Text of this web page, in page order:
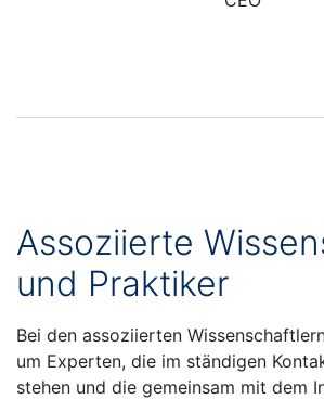
Assoziierte
und Praktiker
Bei den assoziierten
um Experten, die im ständigen
stehen und die gemeinsam mit dem